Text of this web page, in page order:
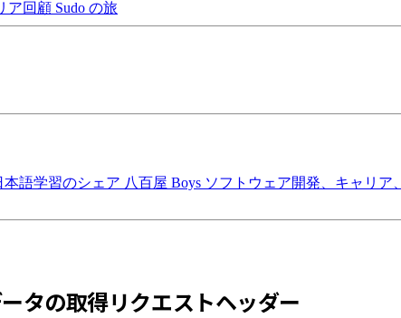
ア回顧 Sudo の旅
本語学習のシェア 八百屋 Boys ソフトウェア開発、キャリア
タの取得リクエストヘッダー